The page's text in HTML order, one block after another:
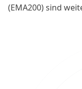
(EMA200) sind